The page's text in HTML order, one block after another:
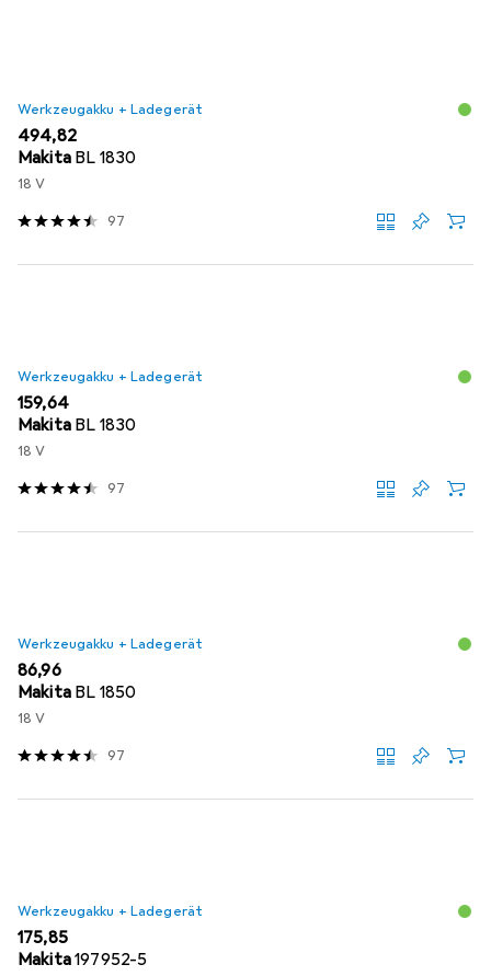
Werkzeugakku + Ladegerät
EUR
494,82
Makita BL 1830
18 V
97
Werkzeugakku + Ladegerät
EUR
159,64
Makita BL 1830
18 V
97
Werkzeugakku + Ladegerät
EUR
86,96
Makita BL 1850
18 V
97
Werkzeugakku + Ladegerät
EUR
175,85
Makita197952-5